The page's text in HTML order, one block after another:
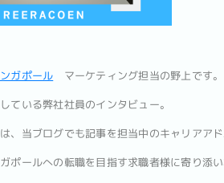
ガポール マーケティング担当の野上です。
ている弊社社員のインタビュー。
、当ブログでも記事を担当中のキャリアア
ポールへの転職を目指す求職者様に寄り添